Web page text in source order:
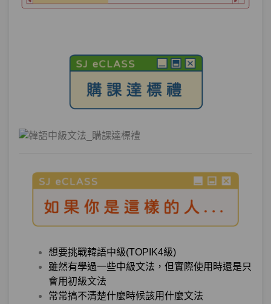
文法14：–(으)ㄹ 겸
文法15：–(으)려던 참이다
測驗1 第4章－目的、意圖、計畫－小考
第5章： 並準備早餐...」 那些年你還搞不懂的順序
單元1 文法16：–아/어 가지고 11:13
單元2 文法17：–자마자
單元3 文法18：–(으)ㄴ/는 대로
想要挑戰韓語中級(TOPIK4級)
雖然有學過一些中級文法，但實際使用時還是只
會用初級文法
常常搞不清楚什麼時候該用什麼文法